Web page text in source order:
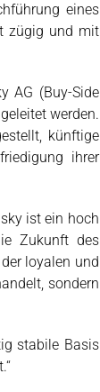
eines
zügig und mit
AG (Buy-Side
werden.
künftige
ihrer
ist ein hoch
Zukunft des
loyalen und
sondern
stabile Basis